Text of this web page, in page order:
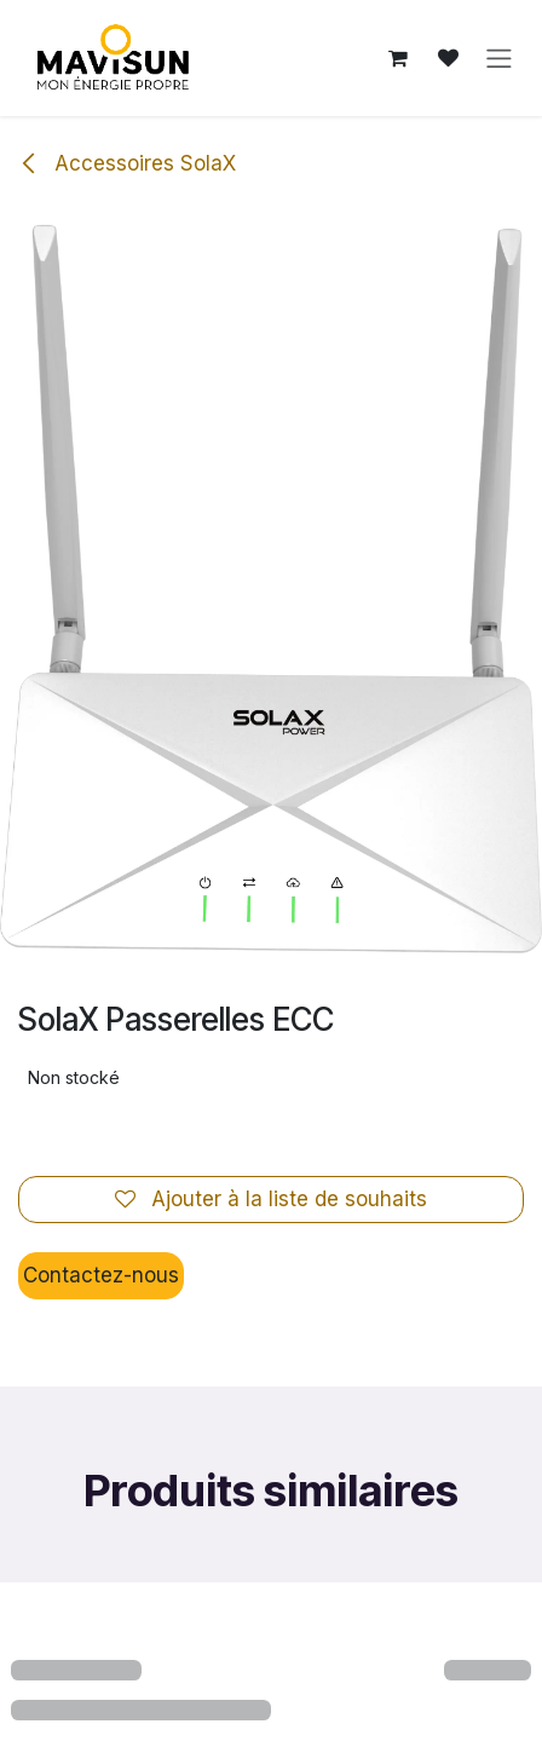
Accessoires SolaX
SolaX Passerelles ECC
Non stocké
Ajouter à la liste de souhaits
Contactez-nous
Produits similaires